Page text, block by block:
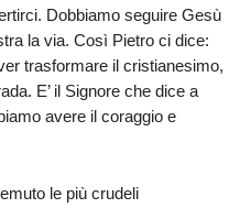
Dobbiamo seguire Gesù
la via. Così Pietro ci dice:
trasformare il cristianesimo,
E’ il Signore che dice a
avere il coraggio e
le più crudeli